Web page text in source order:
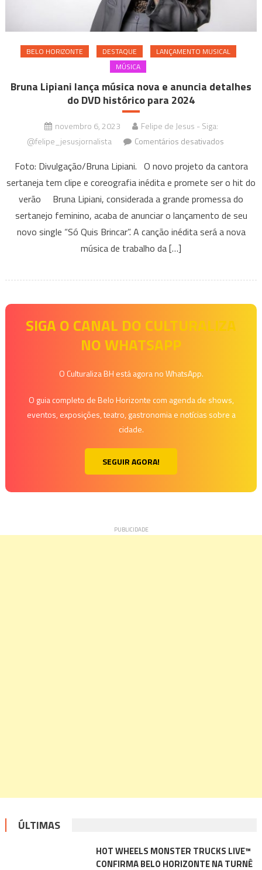
BELO HORIZONTE DESTAQUE
LANÇAMENTO MUSICAL
MÚSICA
Bruna Lipiani lança música nova e anuncia detalhes
do DVD histórico para 2024
novembro 6, 2023
Felipe de Jesus - Siga:
@felipe_jesusjornalista
Comentários desativadosem
Lipiani
lança
música
nova
e
histórico
2024
Foto: Divulgação/Bruna Lipiani. O novo projeto da cantora
sertaneja tem clipe e coreografia inédita e promete ser o hit do
verão Bruna Lipiani, considerada a grande promessa do
sertanejo feminino, acaba de anunciar o lançamento de seu
novo single “Só Quis Brincar”. A canção inédita será a nova
música de trabalho da […]
SIGA O CANAL DO CULTURALIZA
NO WHATSAPP
O Culturaliza BH está agora no WhatsApp.
O guia completo de Belo Horizonte com agenda de shows,
eventos, exposições, teatro, gastronomia e notícias sobre a
cidade.
SEGUIR AGORA!
ÚLTIMAS
HOT WHEELS MONSTER TRUCKS LIVE™
CONFIRMA BELO HORIZONTE NA TURNÊ